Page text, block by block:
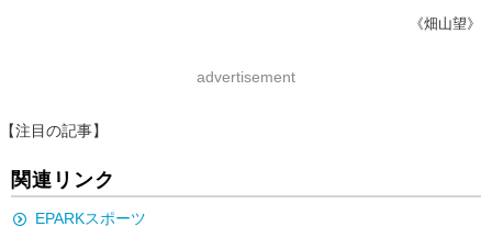
《畑山望》
advertisement
【注目の記事】
関連リンク
EPARKスポーツ